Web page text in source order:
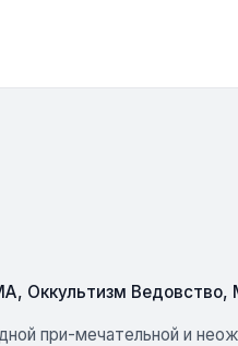
, Оккультизм Ведовство,
при-мечательной и